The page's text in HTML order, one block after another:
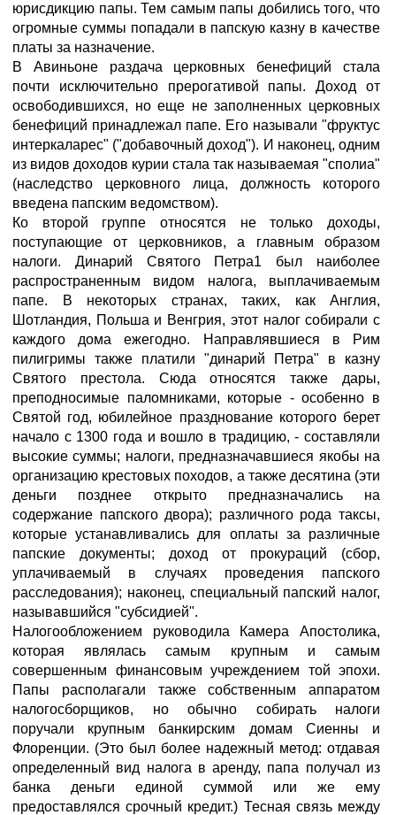
юрисдикцию папы. Тем самым папы добились того, что
огромные суммы попадали в папскую казну в качестве
платы за назначение.
В Авиньоне раздача церковных бенефиций стала
почти исключительно прерогативой папы. Доход от
освободившихся, но еще не заполненных церковных
бенефиций принадлежал папе. Его называли "фруктус
интеркаларес" ("добавочный доход"). И наконец, одним
из видов доходов курии стала так называемая "сполиа"
(наследство церковного лица, должность которого
введена папским ведомством).
Ко второй группе относятся не только доходы,
поступающие от церковников, а главным образом
налоги. Динарий Святого Петра1 был наиболее
распространенным видом налога, выплачиваемым
папе. В некоторых странах, таких, как Англия,
Шотландия, Польша и Венгрия, этот налог собирали с
каждого дома ежегодно. Направлявшиеся в Рим
пилигримы также платили "динарий Петра" в казну
Святого престола. Сюда относятся также дары,
преподносимые паломниками, которые - особенно в
Святой год, юбилейное празднование которого берет
начало с 1300 года и вошло в традицию, - составляли
высокие суммы; налоги, предназначавшиеся якобы на
организацию крестовых походов, а также десятина (эти
деньги позднее открыто предназначались на
содержание папского двора); различного рода таксы,
которые устанавливались для оплаты за различные
папские документы; доход от прокураций (сбор,
уплачиваемый в случаях проведения папского
расследования); наконец, специальный папский налог,
называвшийся "субсидией".
Налогообложением руководила Камера Апостолика,
которая являлась самым крупным и самым
совершенным финансовым учреждением той эпохи.
Папы располагали также собственным аппаратом
налогосборщиков, но обычно собирать налоги
поручали крупным банкирским домам Сиенны и
Флоренции. (Это был более надежный метод: отдавая
определенный вид налога в аренду, папа получал из
банка деньги единой суммой или же ему
предоставлялся срочный кредит.) Тесная связь между